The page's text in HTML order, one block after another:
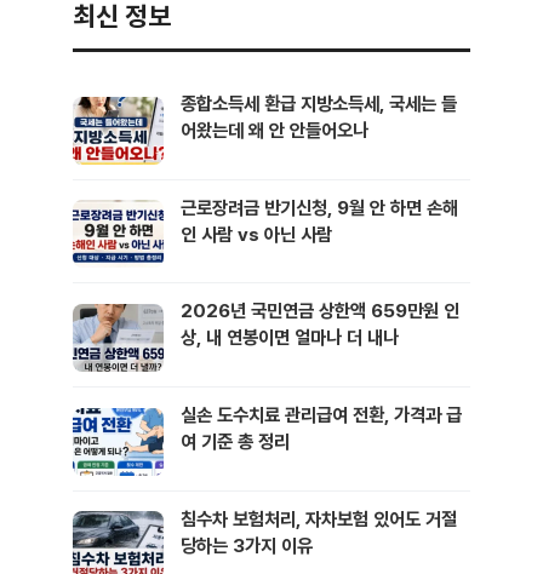
최신 정보
종합소득세 환급 지방소득세, 국세는 들
어왔는데 왜 안 안들어오나
근로장려금 반기신청, 9월 안 하면 손해
인 사람 vs 아닌 사람
2026년 국민연금 상한액 659만원 인
상, 내 연봉이면 얼마나 더 내나
실손 도수치료 관리급여 전환, 가격과 급
여 기준 총 정리
침수차 보험처리, 자차보험 있어도 거절
당하는 3가지 이유